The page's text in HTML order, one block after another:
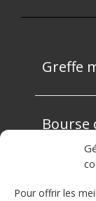
Pour offrir les
Greffe
Bourse